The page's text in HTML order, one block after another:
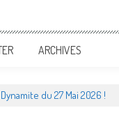
ARCHIVES
du 27 Mai 2026 !